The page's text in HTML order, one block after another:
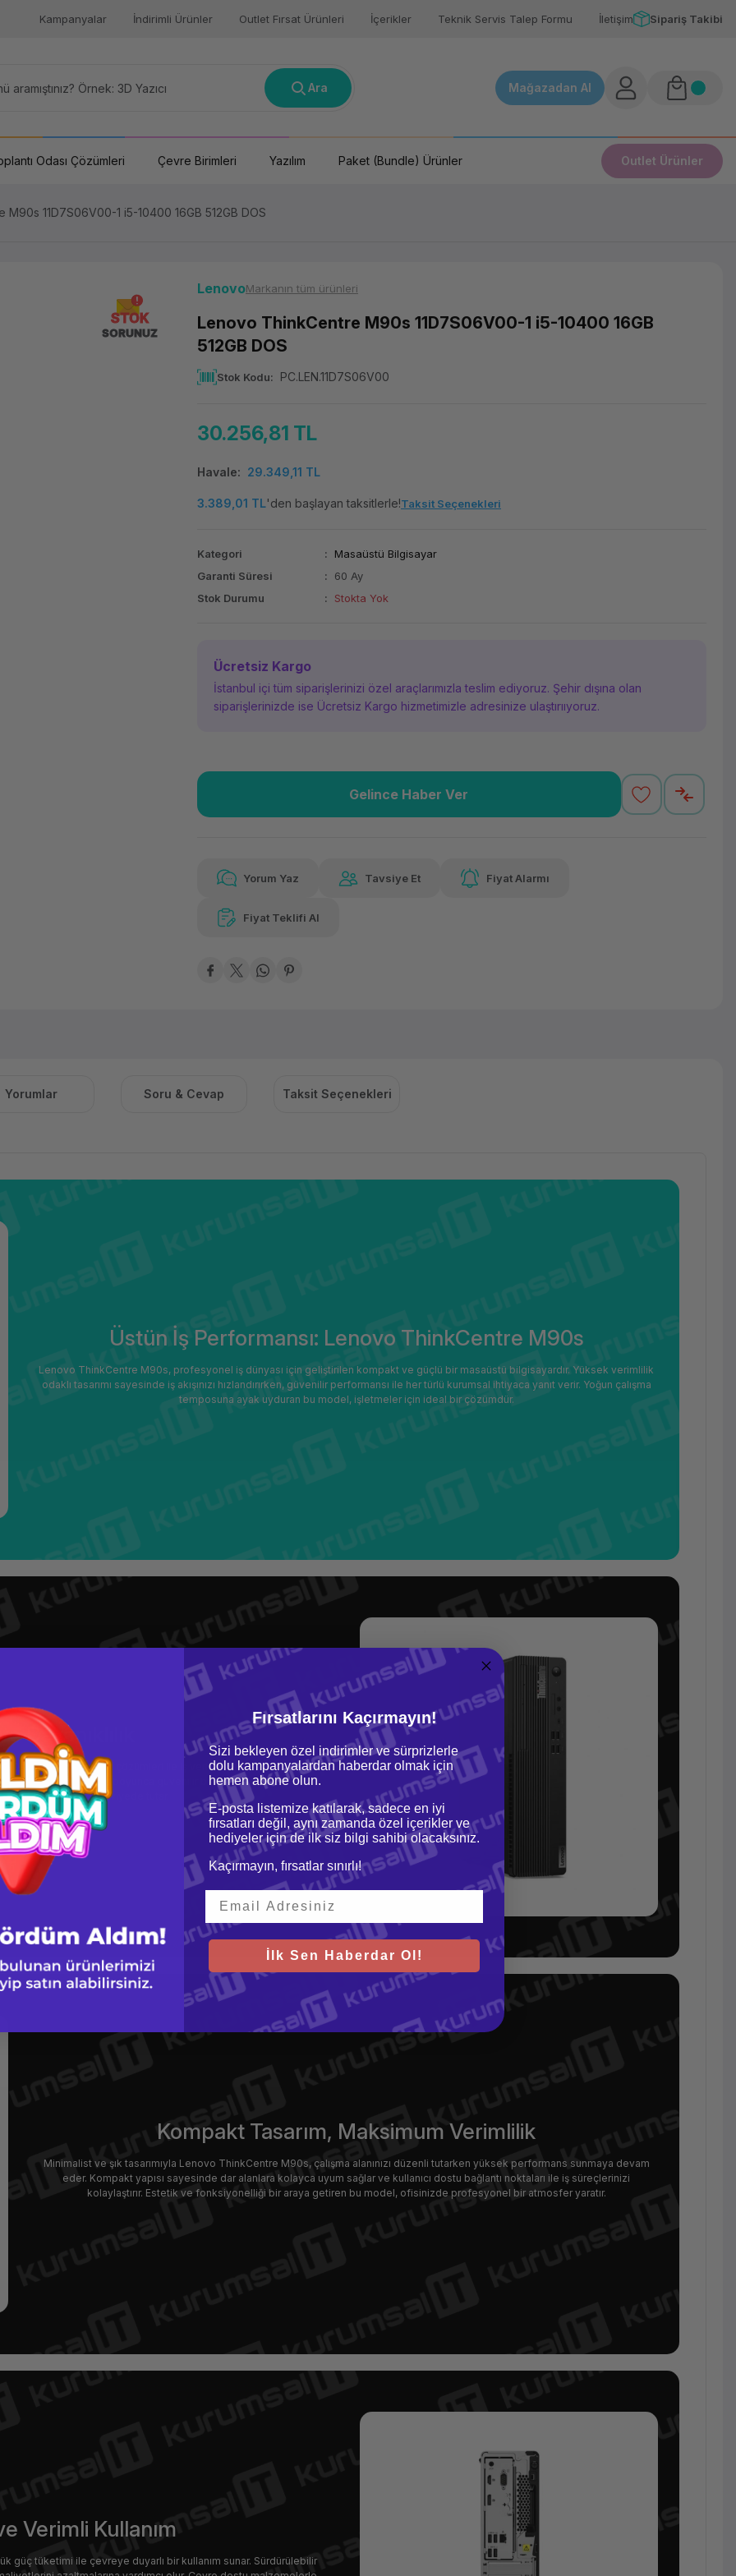
Kampanyalar İndirimli Ürünler Outlet Fırsat Ürünleri İçerikler Teknik Servis Talep Formu İletişim Sipariş Takibi
Ara Mağazadan Al
Odası Çözümleri Çevre Birimleri Yazılım Paket (Bundle) Ürünler Outlet Ürünler
11D7S06V00-1 i5­-10400 16GB 512GB DOS
STOK
SORUNUZ
LenovoMarkanın tüm ürünleri
Lenovo ThinkCentre M90s 11D7S06V00-1 i5­-10400 16GB
512GB DOS
Stok Kodu PC.LEN.11D7S06V00
30.256,81 TL
Havale 29.349,11 TL
3.389,01 TL'den başlayan taksitlerle!Taksit Seçenekleri
Kategori
Masaüstü Bilgisayar
Garanti Süresi
60 Ay
Stok Durumu
Stokta Yok
Ücretsiz Kargo
İstanbul içi tüm siparişlerinizi özel araçlarımızla teslim ediyoruz. Şehir dışına olan
siparişlerinizde ise Ücretsiz Kargo hizmetimizle adresinize ulaştırııyoruz.
Güvenilir Alışveriş
Gelince Haber Ver
Yorum Yaz Tavsiye Et Fiyat Alarmı
Fiyat Teklifi Al
Yorumlar Soru & Cevap Taksit Seçenekleri
Üstün İş Performansı: Lenovo ThinkCentre M90s
Lenovo ThinkCentre M90s, profesyonel iş dünyası için geliştirilen kompakt ve güçlü bir masaüstü bilgisayardır. Yüksek verimlilik
odaklı tasarımı sayesinde iş akışınızı hızlandırırken, güvenilir performansı ile her türlü kurumsal ihtiyaca yanıt verir. Yoğun çalışma
temposuna ayak uyduran bu model, işletmeler için ideal bir çözümdür.
Dayanıklılık
gelişmiş güvenlik çözümleri ile iş verilerinizi koruma altına alır.
sayesinde uzun yıllar boyunca güvenilir bir kullanım sunar. Güçlü
güvenliğinizi en üst seviyede tutar.
Kompakt Tasarım, Maksimum Verimlilik
Minimalist ve şık tasarımıyla Lenovo ThinkCentre M90s, çalışma alanınızı düzenli tutarken yüksek performans sunmaya devam
eder. Kompakt yapısı sayesinde dar alanlara kolayca uyum sağlar ve kullanıcı dostu bağlantı noktaları ile iş süreçlerinizi
kolaylaştırır. Estetik ve fonksiyonelliği bir araya getiren bu model, ofisinizde profesyonel bir atmosfer yaratır.
Verimli Kullanım
güç tüketimi ile çevreye duyarlı bir kullanım sunar. Sürdürülebilir
Fırsatlarını Kaçırmayın!
Sizi bekleyen özel indirimler ve sürprizlerle
dolu kampanyalardan haberdar olmak için
hemen abone olun.
E-posta listemize katılarak, sadece en iyi
fırsatları değil, aynı zamanda özel içerikler ve
hediyeler için de ilk siz bilgi sahibi olacaksınız.
Kaçırmayın, fırsatlar sınırlı!
İlk Sen Haberdar Ol!